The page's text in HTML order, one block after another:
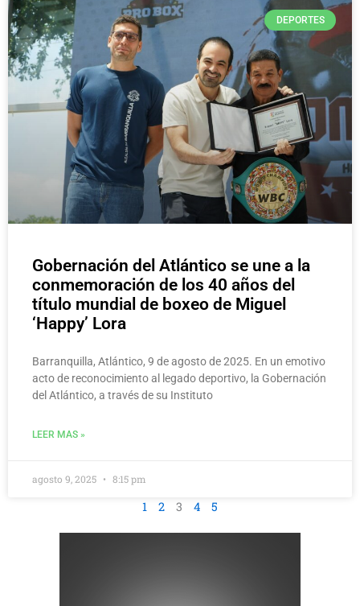
DEPORTES
Gobernación del Atlántico se une a la
conmemoración de los 40 años del
título mundial de boxeo de Miguel
‘Happy’ Lora
Barranquilla, Atlántico, 9 de agosto de 2025. En un emotivo
acto de reconocimiento al legado deportivo, la Gobernación
del Atlántico, a través de su Instituto
LEER MAS »
agosto 9, 2025 8:15 pm
1 2 3 4 5